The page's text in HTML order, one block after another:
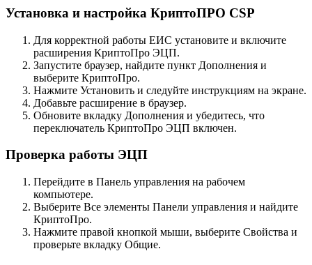
Установка и настройка КриптоПРО CSP
Для корректной работы ЕИС установите и включите
расширения КриптоПро ЭЦП.
Запустите браузер, найдите пункт Дополнения и
выберите КриптоПро.
Нажмите Установить и следуйте инструкциям на экране.
Добавьте расширение в браузер.
Обновите вкладку Дополнения и убедитесь, что
переключатель КриптоПро ЭЦП включен.
Проверка работы ЭЦП
Перейдите в Панель управления на рабочем
компьютере.
Выберите Все элементы Панели управления и найдите
КриптоПро.
Нажмите правой кнопкой мыши, выберите Свойства и
проверьте вкладку Общие.